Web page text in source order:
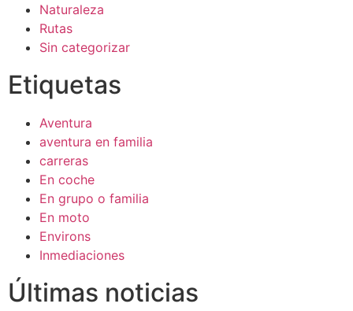
Naturaleza
Rutas
Sin categorizar
Etiquetas
Aventura
aventura en familia
carreras
En coche
En grupo o familia
En moto
Environs
Inmediaciones
Últimas noticias